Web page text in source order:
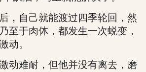
自己就能渡过四季轮回，然
至于肉体，都发生一次蜕变，
动。
难耐，但他并没有离去，磨